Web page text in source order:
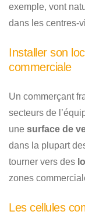
exemple, vont
dans les centres-
Installer son
commerciale
Un commerçant
secteurs de
une surface de
dans la plupart
tourner vers des
zones
Les cellules